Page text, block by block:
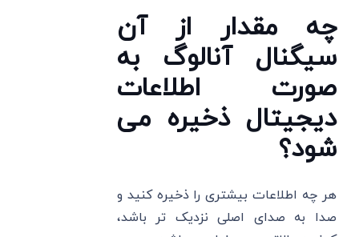
چه مقدار از آن
سیگنال آنالوگ به
صورت اطلاعات
دیجیتال ذخیره می‌
شود؟
هر چه اطلاعات بیشتری را ذخیره کنید و
صدا به صدای اصلی نزدیک تر باشد،